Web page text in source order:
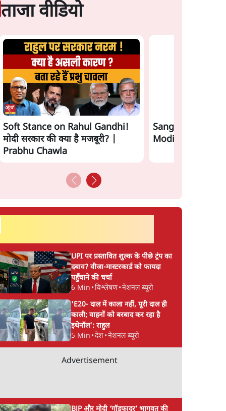
ताजा वीडियो
Soft Stance on Rahul Gandhi!
मोदी सरकार की क्या है मजबूरी? |
Prabhu Chawla
Sangh Parivar
Modi and Yogi
सर्वाधिक पढ़ी गयी खबरें
UPI पर प्रस्तावित शुल्क के पीछे ट्रंप का
दबाव? वीजा-मास्टरकार्ड को फायदा
पहुँचाने की चर्चा
6 Min •विश्लेषण•नेशनल ब्यूरो
'E20- दाल में काला नहीं, पूरी दाल ही
काली; वाहनों को बरबाद कर रहा है
इथेनॉल': राहुल
5 Min •देश•नेशनल ब्यूरो
Advertisement